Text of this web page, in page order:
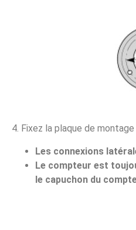
4. Fixez la plaque de montage
Les connexions
Le compteur est
le capuchon du